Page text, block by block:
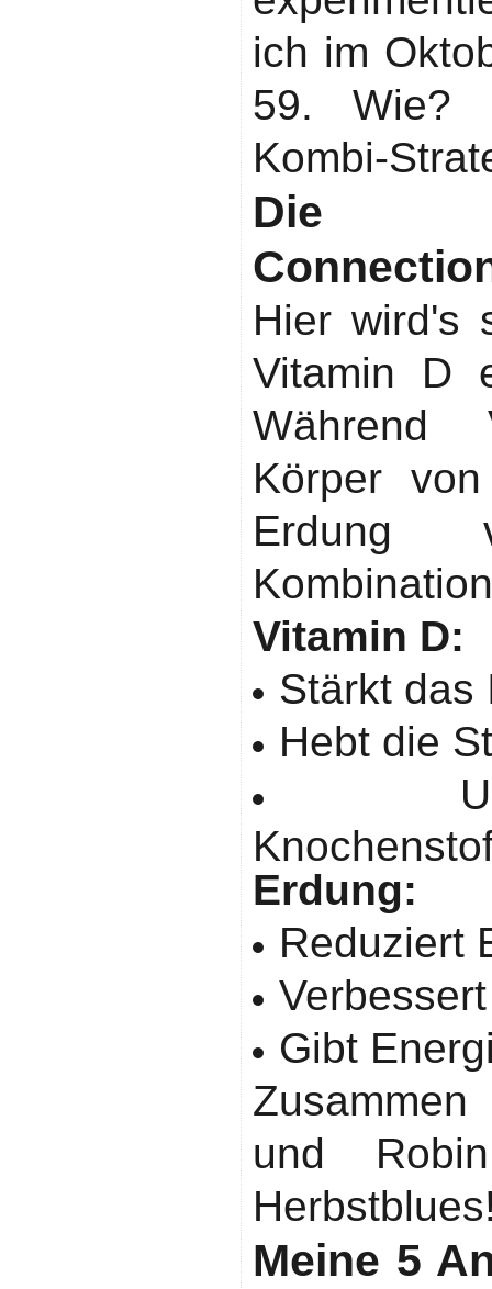
ich im
59. Wie?
Kombi-
Die
Hier wird's
Vitamin D
Während
Körper
Erdung
Vitamin D:
Stärkt das
Hebt die
Erdung:
Reduziert
Gibt
und
Meine 5